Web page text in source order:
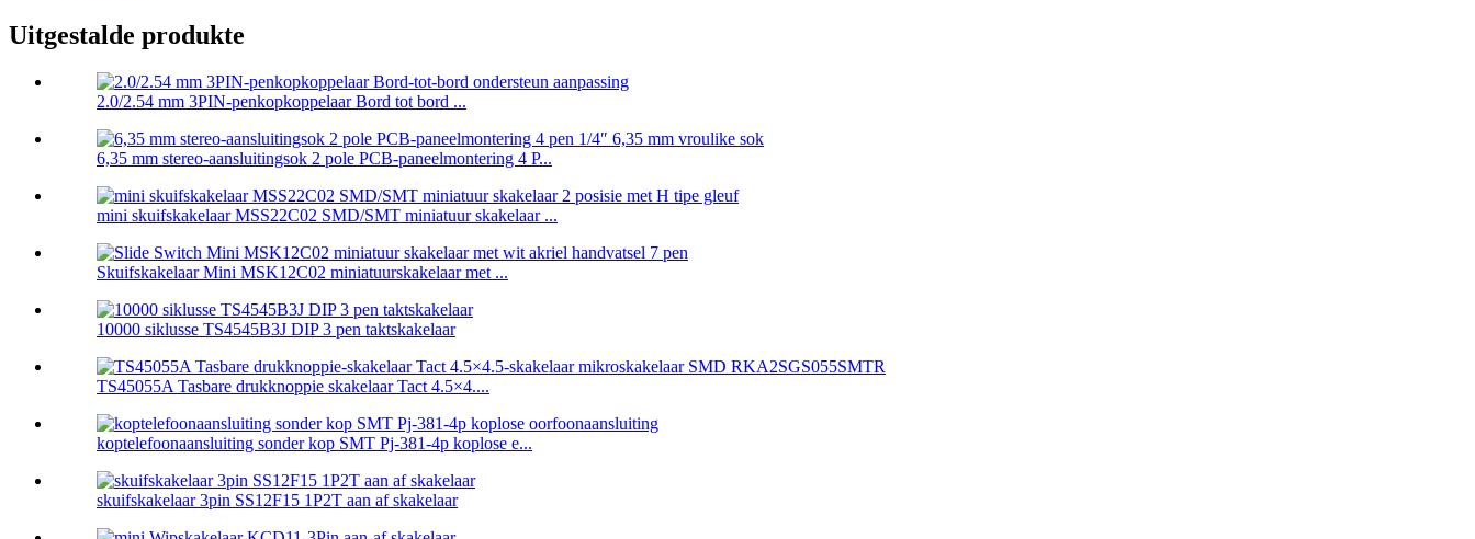
Uitgestalde produkte
2.0/2.54 mm 3PIN-penkopkoppelaar Bord tot bord ...
6,35 mm stereo-aansluitingsok 2 pole PCB-paneelmontering 4 P...
mini skuifskakelaar MSS22C02 SMD/SMT miniatuur skakelaar ...
Skuifskakelaar Mini MSK12C02 miniatuurskakelaar met ...
10000 siklusse TS4545B3J DIP 3 pen taktskakelaar
TS45055A Tasbare drukknoppie skakelaar Tact 4.5×4....
koptelefoonaansluiting sonder kop SMT Pj-381-4p koplose e...
skuifskakelaar 3pin SS12F15 1P2T aan af skakelaar